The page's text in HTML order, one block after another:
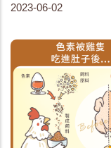
2023-06-02